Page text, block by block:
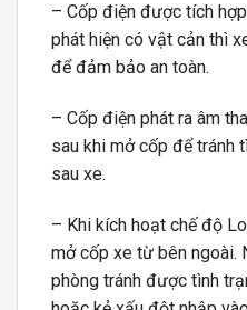
– Cốp điện được tích
phát hiện có vật cản thì
để đảm bảo an toàn.
– Cốp điện phát ra âm
sau khi mở cốp để tránh
sau xe.
– Khi kích hoạt chế độ
mở cốp xe từ bên ngoài.
phòng tránh được tình